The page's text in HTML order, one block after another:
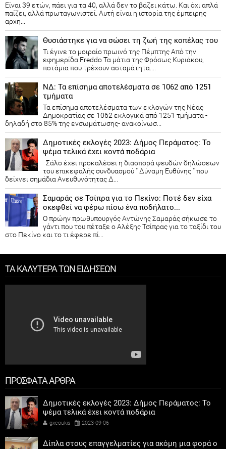
Είναι 39 ετών, πάει για τα 40, αλλά δεν το βάζει κάτω. Και όχι απλά
παίζει, αλλά πρωταγωνιστεί. Αυτή είναι η ιστορία της έμπειρης
αρχη...
Θυσιάστηκε για να σώσει τη ζωή της κοπέλας του
Τι έγινε το μοιραίο πρωινό της Πέμπτης Από την
εφημερίδα Freddo Τα μάτια της Φρόσως Κυριάκου,
ποτάμια που τρέχουν ασταμάτητα....
ΝΔ: Τα επίσημα αποτελέσματα σε 1062 από 1251
τμήματα
Τα επίσημα αποτελέσματα των εκλογών της Νέας
Δημοκρατίας​ σε 1062 εκλογικά από 1251 τμήματα -
δηλαδή στο 85% της ενσωμάτωσης- ανακοίνωσ...
Δημοτικές εκλογές 2023: Δήμος Περάματος: Το
ψέμα τελικά έχει κοντά ποδάρια
Σάλο έχει προκαλέσει η διασπορά ψευδών δηλώσεων
του επικεφαλής συνδυασμού " Δύναμη Ευθύνης " που
δείχνει σημάδια Ανευθυνότητας Δ...
Σαμαράς σε Τσίπρα για το Πεκίνο: Ποτέ δεν είχα
σκεφθεί να φέρω πίσω ένα ποδήλατο...
Ο πρώην πρωθυπουργός Αντώνης Σαμαράς σήκωσε το
γάντι που του πέταξε ο Αλέξης Τσίπρας για το ταξίδι του
στο Πεκίνο και το τι έφερε πί...
ΤΑ ΚΑΛΥΤΕΡΑ ΤΩΝ ΕΙΔΗΣΕΩΝ
ΠΡΟΣΦΑΤΑ ΑΡΘΡΑ
Δημοτικές εκλογές 2023: Δήμος Περάματος: Το
ψέμα τελικά έχει κοντά ποδάρια
gxcoukis 2023-09-06
Δίπλα στους επαγγελματίες για ακόμη μια φορά ο